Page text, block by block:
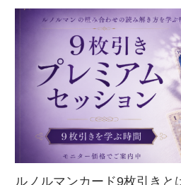
ルノルマンカード9枚引きと